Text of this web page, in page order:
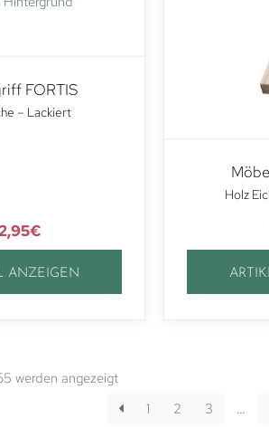
FORTIS
– Lackiert
€
ANZEIGEN
Holz
werden angezeigt
1
2 3 …